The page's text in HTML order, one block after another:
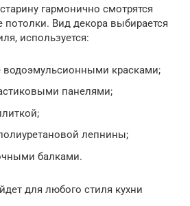
гармонично смотрятся
Вид декора выбирается
используется:
водоэмульсионными красками;
панелями;
лепнины;
балками.
для любого стиля кухни